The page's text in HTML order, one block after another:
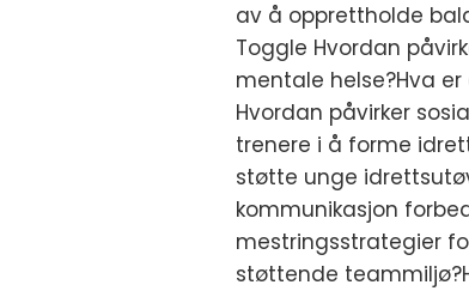
av å opprettholde
Toggle Hvordan
mentale helse?Hva
Hvordan påvirker
trenere i å forme
støtte unge
kommunikasjon
mestringsstrategier
støttende